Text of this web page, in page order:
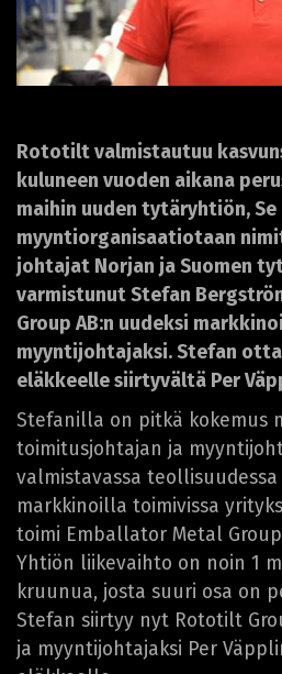
Rototilt valmistautuu
kuluneen vuoden aikana
maihin uuden tytäryhtiön,
myyntiorganisaatiotaan
johtajat Norjan ja Suomen
varmistunut Stefan
Group AB:n uudeksi
myyntijohtajaksi. Stefan
eläkkeelle siirtyvältä Per
Stefanilla on pitkä kokemus
toimitusjohtajan ja
valmistavassa
markkinoilla toimivissa
toimi Emballator Metal
Yhtiön liikevaihto on noin 1
kruunua, josta suuri osa on
Stefan siirtyy nyt Rototilt
ja myyntijohtajaksi Per